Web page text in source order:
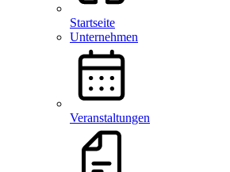
Startseite
Unternehmen
Veranstaltungen